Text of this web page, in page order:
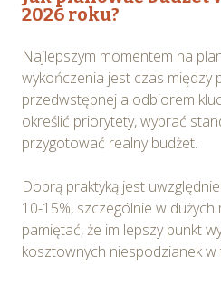
2026 roku?
Najlepszym momentem na
wykończenia jest czas między
przedwstępnej a odbiorem
określić priorytety, wybrać
przygotować realny budżet.
Dobrą praktyką jest
10-15%, szczególnie w
pamiętać, że im lepszy punkt
kosztownych niespodzianek w